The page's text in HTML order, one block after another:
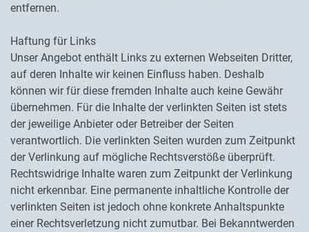
entfernen.
Haftung für Links
Unser Angebot enthält Links zu externen Webseiten Dritter,
auf deren Inhalte wir keinen Einfluss haben. Deshalb
können wir für diese fremden Inhalte auch keine Gewähr
übernehmen. Für die Inhalte der verlinkten Seiten ist stets
der jeweilige Anbieter oder Betreiber der Seiten
verantwortlich. Die verlinkten Seiten wurden zum Zeitpunkt
der Verlinkung auf mögliche Rechtsverstöße überprüft.
Rechtswidrige Inhalte waren zum Zeitpunkt der Verlinkung
nicht erkennbar. Eine permanente inhaltliche Kontrolle der
verlinkten Seiten ist jedoch ohne konkrete Anhaltspunkte
einer Rechtsverletzung nicht zumutbar. Bei Bekanntwerden